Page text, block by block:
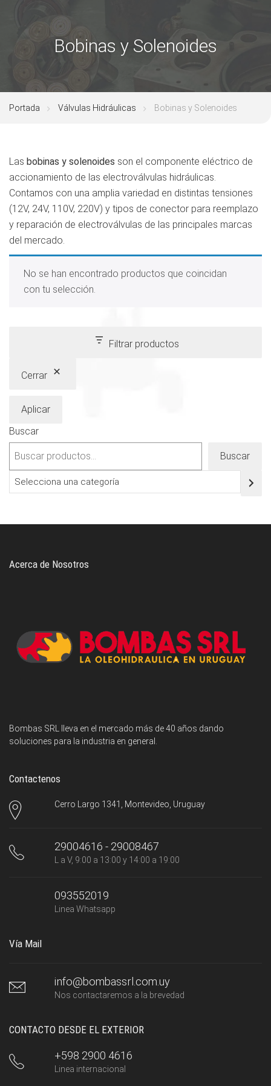
Bobinas y Solenoides
Portada Válvulas Hidráulicas Bobinas y Solenoides
Las bobinas y solenoides son el componente eléctrico de
accionamiento de las electroválvulas hidráulicas.
Contamos con una amplia variedad en distintas tensiones
(12V, 24V, 110V, 220V) y tipos de conector para reemplazo
y reparación de electroválvulas de las principales marcas
del mercado.
No se han encontrado productos que coincidan
con tu selección.
Filtrar productos
Cerrar
Aplicar
Buscar
Buscar
Selecciona
una
Acerca de Nosotros
Bombas SRL lleva en el mercado más de 40 años dando
soluciones para la industria en general.
Contactenos
Cerro Largo 1341, Montevideo, Uruguay
29004616 - 29008467
L a V, 9:00 a 13:00 y 14:00 a 19:00
093552019
Linea Whatsapp
Vía Mail
info@bombassrl.com.uy
Nos contactaremos a la brevedad
CONTACTO DESDE EL EXTERIOR
+598 2900 4616
Linea internacional